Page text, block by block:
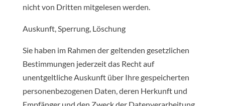
nicht von Dritten mitgelesen werden.
Auskunft, Sperrung, Löschung
Sie haben im Rahmen der geltenden gesetzlichen
Bestimmungen jederzeit das Recht auf
unentgeltliche Auskunft über Ihre gespeicherten
personenbezogenen Daten, deren Herkunft und